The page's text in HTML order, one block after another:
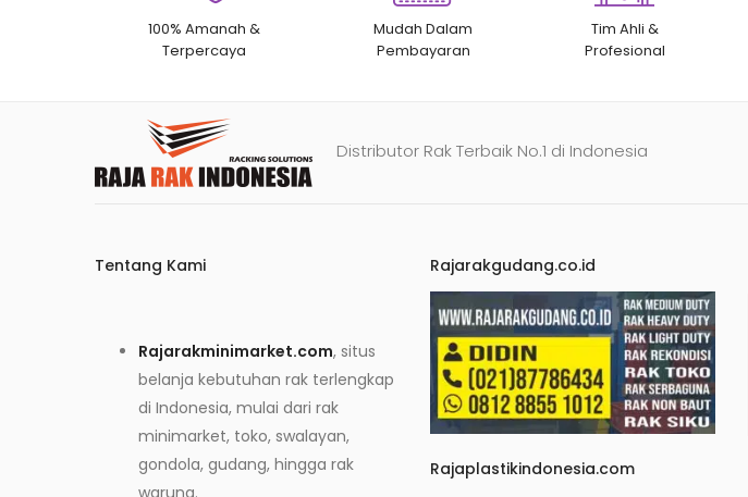
100% Amanah &
Terpercaya
Mudah Dalam
Pembayaran
Tim Ahli &
Profesional
Distributor Rak Terbaik No.1 di Indonesia
Tentang Kami
Rajarakminimarket.com, situs
belanja kebutuhan rak terlengkap
di Indonesia, mulai dari rak
minimarket, toko, swalayan,
gondola, gudang, hingga rak
warung.
Rajarakgudang.co.id
Rajaplastikindonesia.com